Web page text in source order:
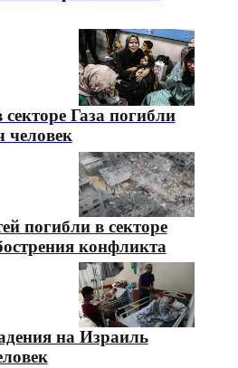
Газа погибли
человек
погибли в секторе
конфликта
на Израиль